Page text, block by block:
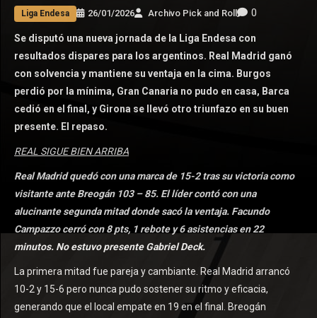
Liga Endesa 26/01/2026 Archivo Pick and Roll 0
Se disputó una nueva jornada de la Liga Endesa con
resultados dispares para los argentinos. Real Madrid ganó
con solvencia y mantiene su ventaja en la cima. Burgos
perdió por la mínima, Gran Canaria no pudo en casa, Barca
cedió en el final, y Girona se llevó otro triunfazo en su buen
presente. El repaso.
REAL SIGUE BIEN ARRIBA
Real Madrid quedó con una marca de 15-2 tras su victoria como
visitante ante Breogán 103 – 85. El líder contó con una
alucinante segunda mitad donde sacó la ventaja. Facundo
Campazzo cerró con 8 pts, 1 rebote y 6 asistencias en 22
minutos. No estuvo presente Gabriel Deck.
La primera mitad fue pareja y cambiante. Real Madrid arrancó
10-2 y 15-6 pero nunca pudo sostener su ritmo y eficacia,
generando que el local empate en 19 en el final. Breogán